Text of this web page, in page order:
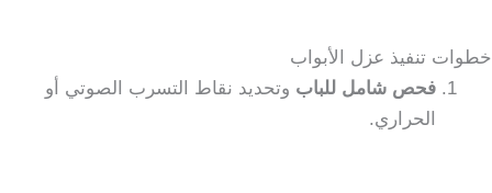
خطوات تنفيذ عزل الأبواب
فحص شامل للباب وتحديد نقاط التسرب الصوتي أو
الحراري.